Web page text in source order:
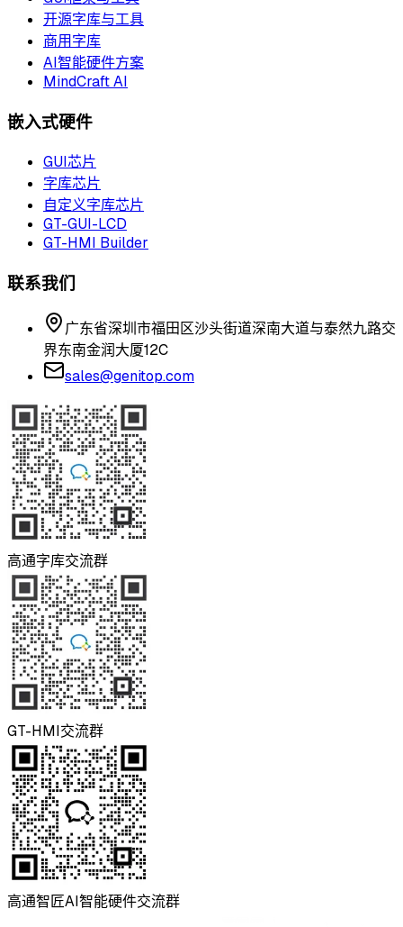
开源字库与工具
商用字库
AI智能硬件方案
MindCraft AI
嵌入式硬件
GUI芯片
字库芯片
自定义字库芯片
GT-GUI-LCD
GT-HMI Builder
联系我们
广东省深圳市福田区沙头街道深南大道与泰然九路交
界东南金润大厦12C
sales@genitop.com
高通字库交流群
GT-HMI交流群
高通智匠AI智能硬件交流群